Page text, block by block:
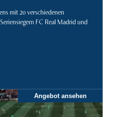
mit 20 verschiedenen
FC Real Madrid und
Angebot ansehen